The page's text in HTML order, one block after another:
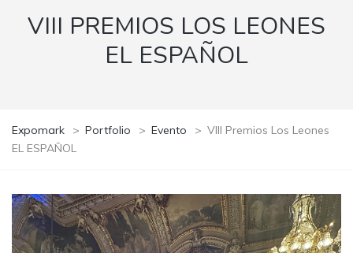
VIII PREMIOS LOS LEONES
EL ESPAÑOL
Expomark > Portfolio > Evento > VIII Premios Los Leones
EL ESPAÑOL